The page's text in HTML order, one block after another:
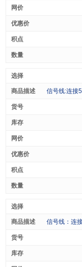
信号线:连接5890和
信号线：连接5890和